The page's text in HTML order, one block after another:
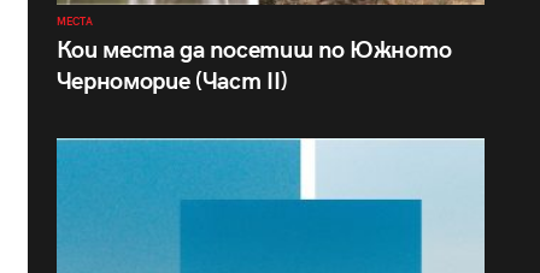
МЕСТА
Кои места да посетиш по Южното
Черноморие (Част II)